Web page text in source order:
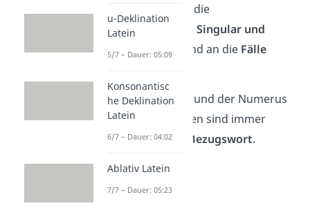
Wie Nomen werden die
Relativpronomen an Singular und
Plural( Numerus ) und an die Fälle
Wichtig:Das Genus und der Numerus
vom Relativpronomen sind immer
gleichwie bei dem Bezugswort.
u-Deklination
Latein
5/7 – Dauer: 05:09
Konsonantisc
he Deklination
Latein
6/7 – Dauer: 04:02
Ablativ Latein
7/7 – Dauer: 05:23